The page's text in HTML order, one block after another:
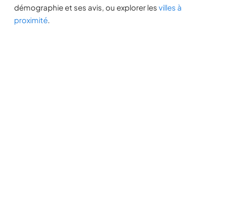
démographie et ses avis, ou explorer les villes à
proximité.